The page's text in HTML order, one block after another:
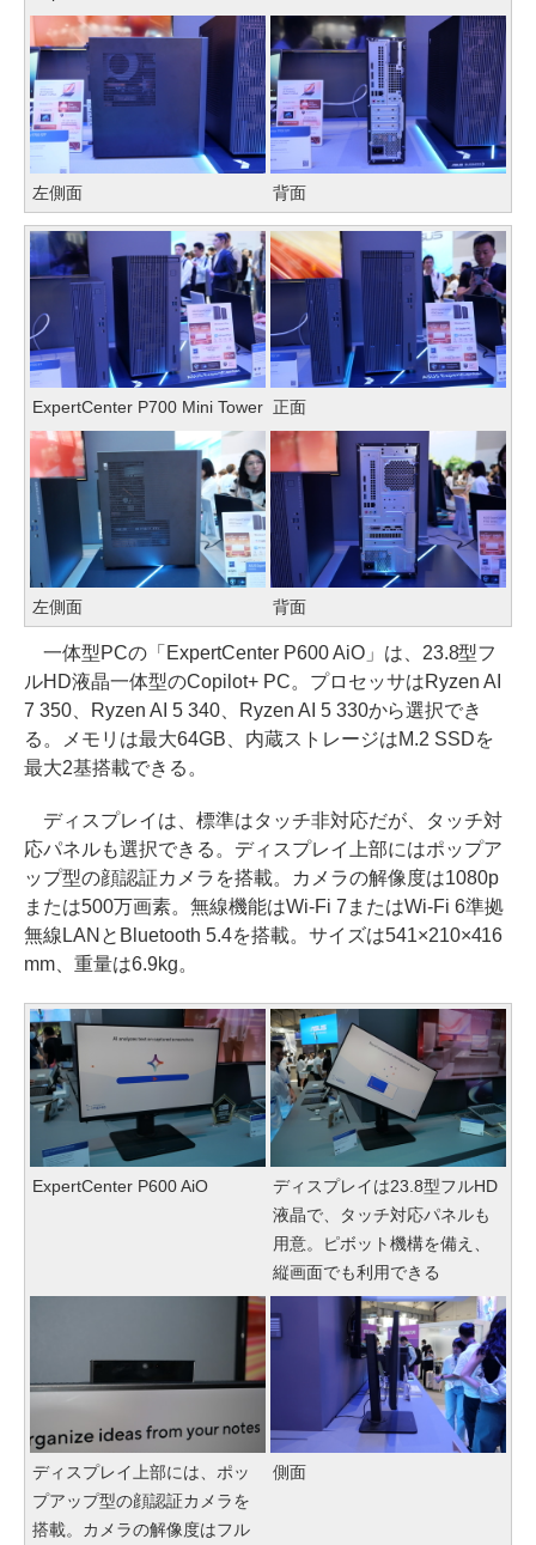
左側面 背面
ExpertCenter P700 Mini Tower 正面
左側面 背面
一体型PCの「ExpertCenter P600 AiO」は、23.8型フ
ルHD液晶一体型のCopilot+ PC。プロセッサはRyzen AI
7 350、Ryzen AI 5 340、Ryzen AI 5 330から選択でき
る。メモリは最大64GB、内蔵ストレージはM.2 SSDを
最大2基搭載できる。
ディスプレイは、標準はタッチ非対応だが、タッチ対
応パネルも選択できる。ディスプレイ上部にはポップア
ップ型の顔認証カメラを搭載。カメラの解像度は1080p
または500万画素。無線機能はWi-Fi 7またはWi-Fi 6準拠
無線LANとBluetooth 5.4を搭載。サイズは541×210×416
mm、重量は6.9kg。
ExpertCenter P600 AiO
ディスプレイは23.8型フルHD
液晶で、タッチ対応パネルも
用意。ピボット機構を備え、
縦画面でも利用できる
ディスプレイ上部には、ポッ
プアップ型の顔認証カメラを
搭載。カメラの解像度はフル
側面